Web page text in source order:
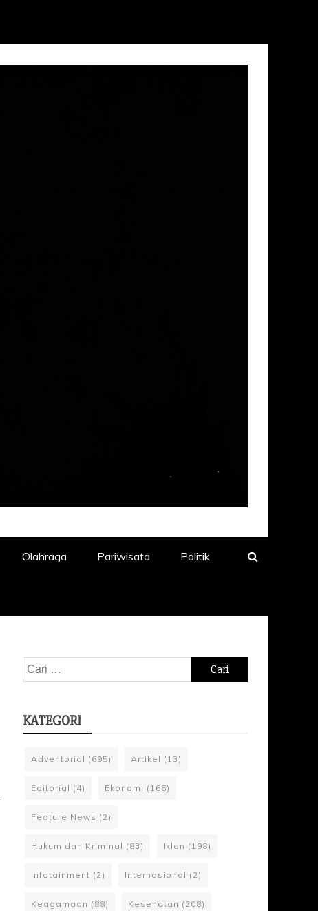
Olahraga Pariwisata Politik
Cari
untuk:
KATEGORI
Adventorial (695) Artikel (13)
Editorial (4) Ekonomi (166)
Feature News (2)
Hukum dan Kriminal (83) Iklan (198)
Infotainment (2) Internasional (2)
Keagamaan (88) Kesehatan (208)